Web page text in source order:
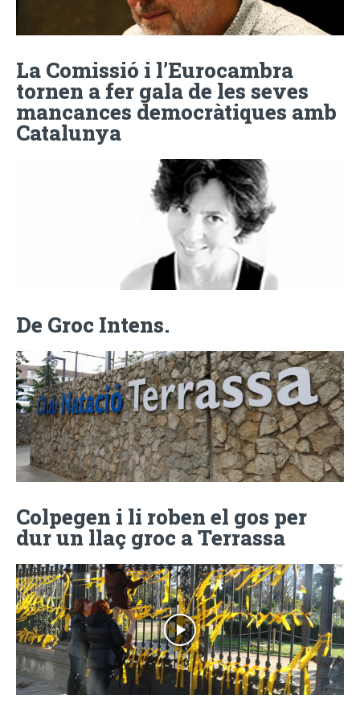
La Comissió i l’Eurocambra
tornen a fer gala de les seves
mancances democràtiques amb
Catalunya
De Groc Intens.
Colpegen i li roben el gos per
dur un llaç groc a Terrassa